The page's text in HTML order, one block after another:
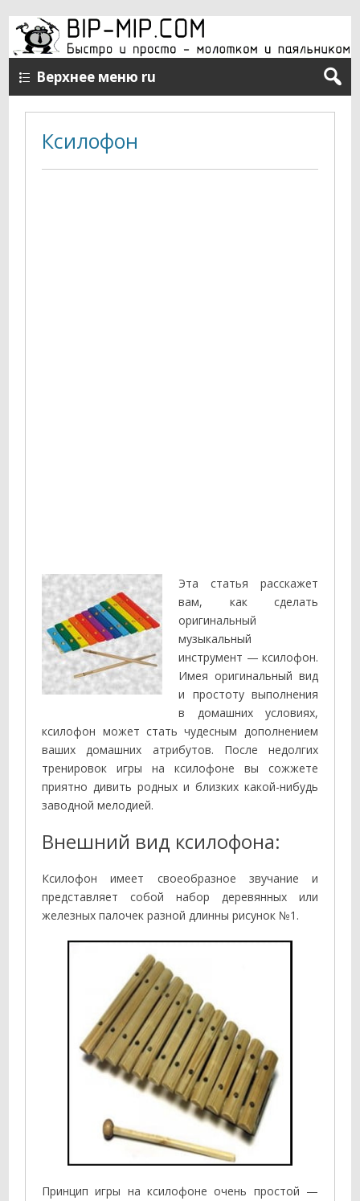
Верхнее меню ru
Ксилофон
Эта статья расскажет
вам, как сделать
оригинальный
музыкальный
инструмент — ксилофон.
Имея оригинальный вид
и простоту выполнения
в домашних условиях,
ксилофон может стать чудесным дополнением
ваших домашних атрибутов. После недолгих
тренировок игры на ксилофоне вы сожжете
приятно дивить родных и близких какой-нибудь
заводной мелодией.
Внешний вид ксилофона:
Ксилофон имеет своеобразное звучание и
представляет собой набор деревянных или
железных палочек разной длинны рисунок №1.
Принцип игры на ксилофоне очень простой —